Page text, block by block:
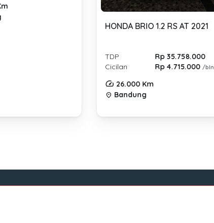
HONDA BRIO 1.2 RS AT 2021
TDP
Rp 35.758.000
Cicilan
Rp 4.715.000/bln
26.000 Km
location_on Bandung